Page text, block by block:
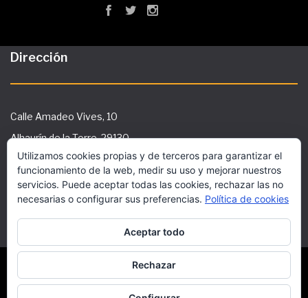
Este sitio utiliza cookies funcionales y scripts
externos para mejorar tu experiencia.
Más información Acepto
Dirección
Calle Amadeo Vives, 10
Alhaurín de la Torre, 29130
Tlf: 951 29 36 91
secretaria@ies-galileo.com
Copyright © 2018 Superwise Elementary School WordPress
Theme by Aislin Themes
Utilizamos cookies propias y de terceros para garantizar el
funcionamiento de la web, medir su uso y mejorar nuestros
servicios. Puede aceptar todas las cookies, rechazar las no
necesarias o configurar sus preferencias. Política de cookies
Aceptar todo
Rechazar